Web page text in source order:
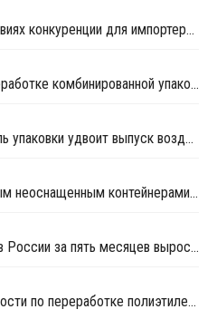
СПП заявил о неравных условиях конкуренции для импортеров полимерной упаковки в рамках российского РОП
Комплекс по вторичной переработке комбинированной упаковки запущен в Челябинске
Подмосковный производитель упаковки удвоит выпуск воздушно-пузырчатой пленки до 30 млн кв. метров в год
Центр Казани оказался самым неоснащенным контейнерами раздельного сбора отходов
Выпуск базовых полимеров в России за пять месяцев вырос на 3,8%
"Лидер ПАК" увеличил мощности по переработке полиэтилена